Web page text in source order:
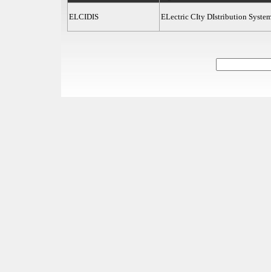
ELCIDIS ELectric CIty DIstribution